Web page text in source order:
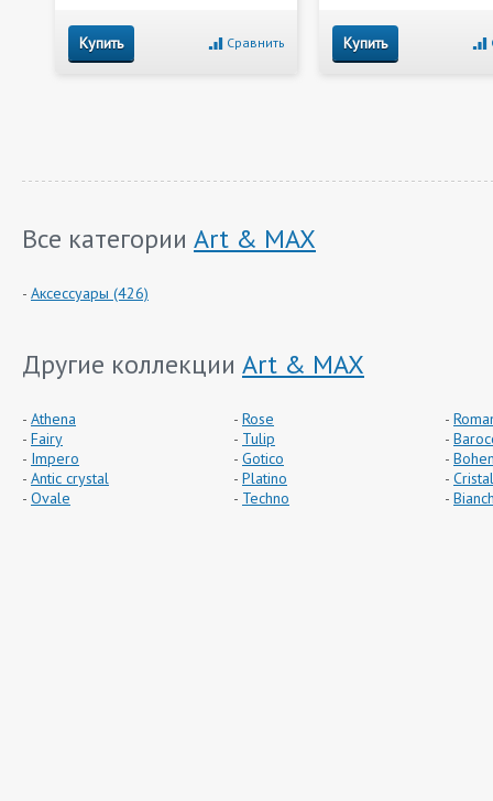
Купить Сравнить Купить
Все категории Art & MAX
Аксессуары (426)
Другие коллекции Art & MAX
Athena Rose
Fairy
Tulip
Impero
Gotico
Antic crystal
Platino
Ovale
Techno